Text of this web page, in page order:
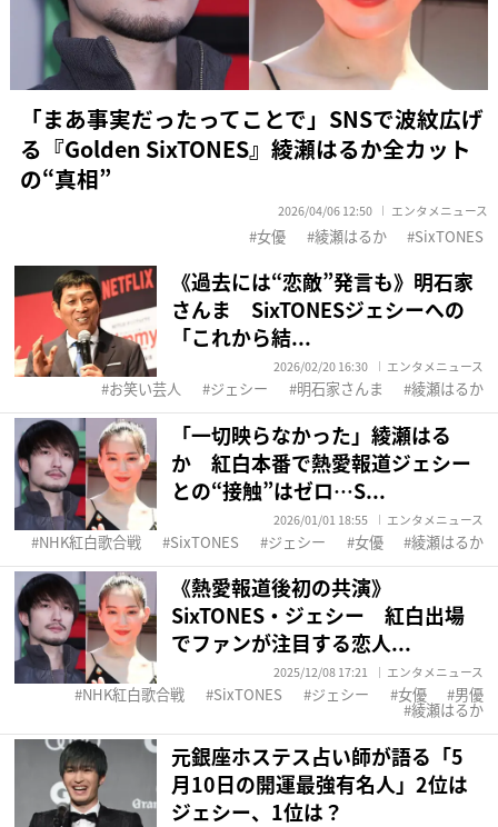
「まあ事実だったってことで」SNSで波紋広げ
る『Golden SixTONES』綾瀬はるか全カット
の“真相”
2026/04/06 12:50 エンタメニュース
女優 綾瀬はるか SixTONES
《過去には“恋敵”発言も》明石家
さんま SixTONESジェシーへの
「これから結...
2026/02/20 16:30 エンタメニュース
お笑い芸人 ジェシー 明石家さんま 綾瀬はるか
「一切映らなかった」綾瀬はる
か 紅白本番で熱愛報道ジェシー
との“接触”はゼロ…S...
2026/01/01 18:55 エンタメニュース
NHK紅白歌合戦 SixTONES ジェシー 女優 綾瀬はるか
《熱愛報道後初の共演》
SixTONES・ジェシー 紅白出場
でファンが注目する恋人...
2025/12/08 17:21 エンタメニュース
NHK紅白歌合戦 SixTONES ジェシー 女優 男優
綾瀬はるか
元銀座ホステス占い師が語る「5
月10日の開運最強有名人」2位は
ジェシー、1位は？